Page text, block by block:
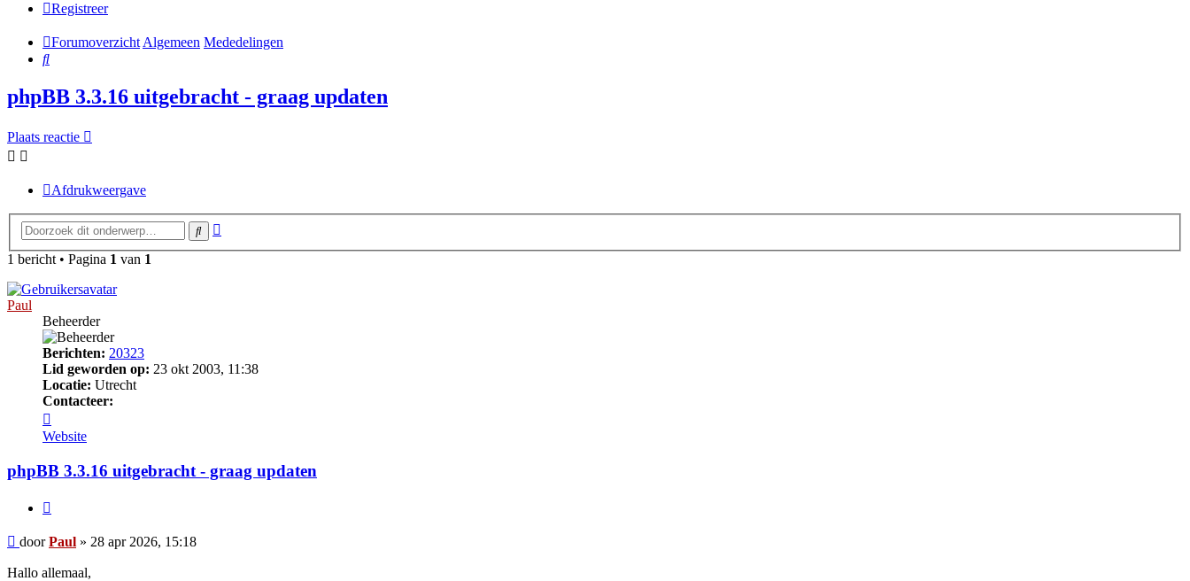
Registreer
Forumoverzicht Algemeen Mededelingen
Zoek
phpBB 3.3.16 uitgebracht - graag updaten
Plaats reactie
Afdrukweergave
Zoek
1 bericht • Pagina 1 van 1
Paul
Beheerder
Berichten: 20323
Lid geworden op: 23 okt 2003, 11:38
Locatie: Utrecht
Contacteer:
Paul
Website
phpBB 3.3.16 uitgebracht - graag updaten
Bericht
doorPaul » 28 apr 2026, 15:18
Hallo allemaal,